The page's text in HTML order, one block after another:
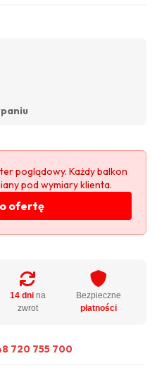
poglądowy. Każdy balkon
pod wymiary klienta.
ofertę
14 dnina
zwrot
Bezpieczne
płatności
720 755 700